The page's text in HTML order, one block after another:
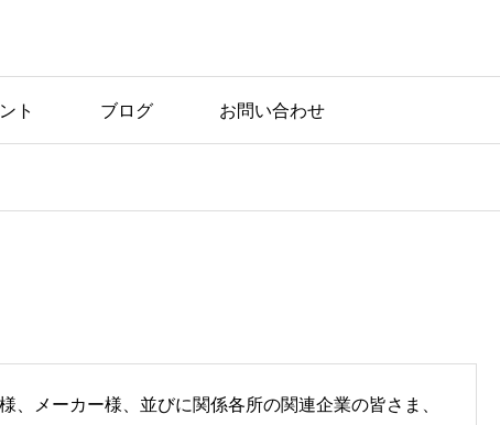
ト ブログ お問い合わせ
長ブログ 社長ブログ
、メーカー様、並びに関係各所の関連企業の皆さま、